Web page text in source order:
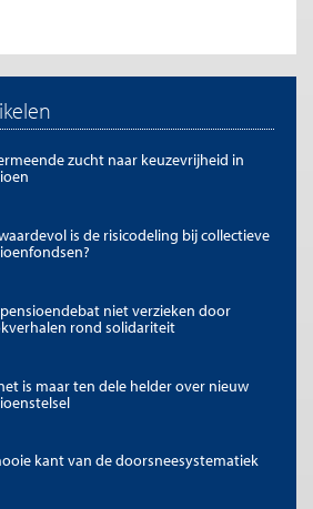
zucht naar keuzevrijheid in
is de risicodeling bij collectieve
niet verzieken door
rond solidariteit
is maar ten dele helder over nieuw
kant van de doorsneesystematiek